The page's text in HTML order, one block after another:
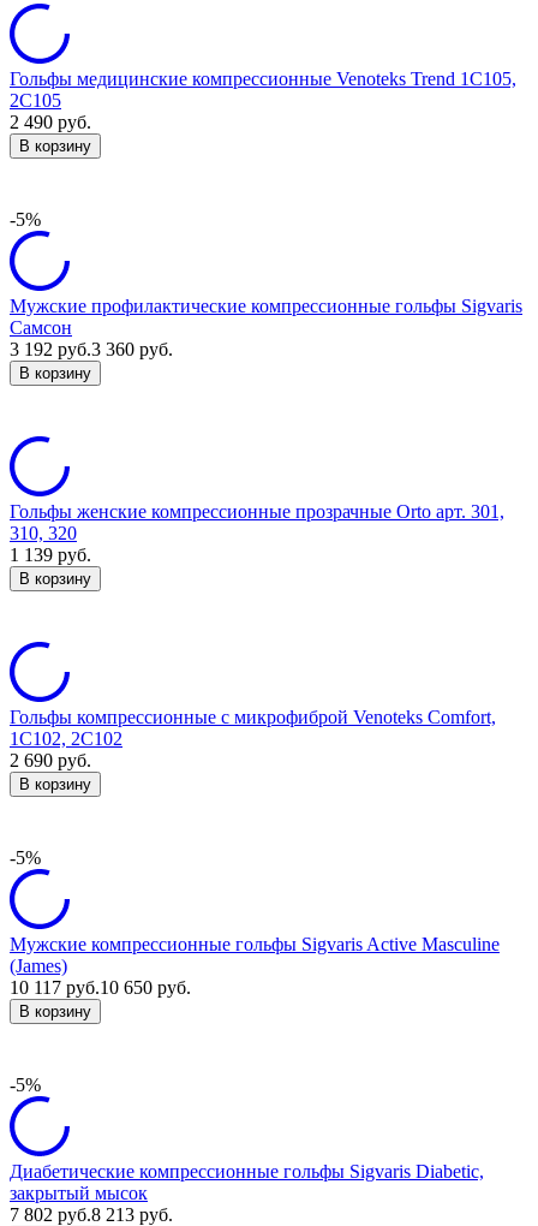
Гольфы медицинские компрессионные Venoteks Trend 1C105,
2C105
2 490 руб.
В корзину
-5%
Мужские профилактические компрессионные гольфы Sigvaris
Самсон
3 192 руб.3 360 руб.
В корзину
Гольфы женские компрессионные прозрачные Orto арт. 301,
310, 320
1 139 руб.
В корзину
Гольфы компрессионные с микрофиброй Venoteks Comfort,
1C102, 2C102
2 690 руб.
В корзину
-5%
Мужские компрессионные гольфы Sigvaris Active Masculine
(James)
10 117 руб.10 650 руб.
В корзину
-5%
Диабетические компрессионные гольфы Sigvaris Diabetic,
закрытый мысок
7 802 руб.8 213 руб.